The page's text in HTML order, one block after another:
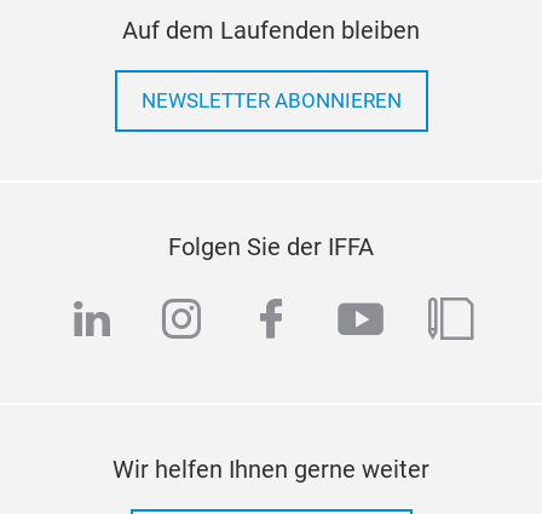
Auf dem Laufenden bleiben
NEWSLETTER ABONNIEREN
Folgen Sie der IFFA
linkedininstagram
facebook
youtube
blog
Wir helfen Ihnen gerne weiter